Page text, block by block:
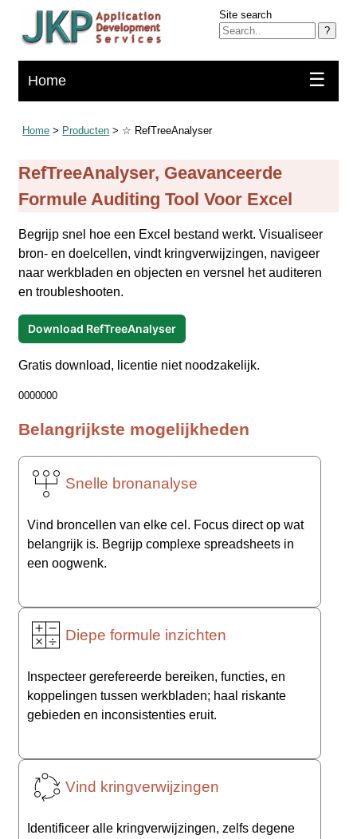
Site search
?
Home ☰
Home > Producten > ☆ RefTreeAnalyser
RefTreeAnalyser, Geavanceerde
Formule Auditing Tool Voor Excel
Begrijp snel hoe een Excel bestand werkt. Visualiseer
bron- en doelcellen, vindt kringverwijzingen, navigeer
naar werkbladen en objecten en versnel het auditeren
en troubleshooten.
Download RefTreeAnalyser
Gratis download, licentie niet noodzakelijk.
0000000
Belangrijkste mogelijkheden
Snelle bronanalyse
Vind broncellen van elke cel. Focus direct op wat
belangrijk is. Begrijp complexe spreadsheets in
een oogwenk.
Diepe formule inzichten
Inspecteer gerefereerde bereiken, functies, en
koppelingen tussen werkbladen; haal riskante
gebieden en inconsistenties eruit.
Vind kringverwijzingen
Identificeer alle kringverwijzingen, zelfs degene